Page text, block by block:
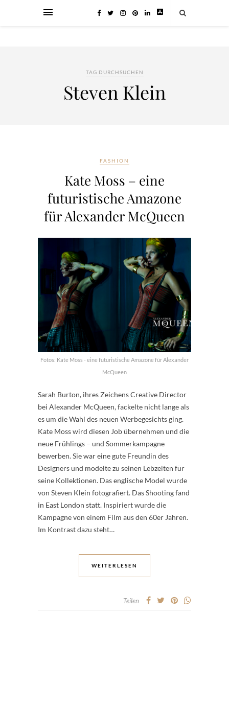
TAG DURCHSUCHEN
Steven Klein
FASHION
Kate Moss – eine
futuristische Amazone
für Alexander McQueen
Fotos: Kate Moss - eine futuristische Amazone für Alexander
McQueen
Sarah Burton, ihres Zeichens Creative Director
bei Alexander McQueen, fackelte nicht lange als
es um die Wahl des neuen Werbegesichts ging.
Kate Moss wird diesen Job übernehmen und die
neue Frühlings – und Sommerkampagne
bewerben. Sie war eine gute Freundin des
Designers und modelte zu seinen Lebzeiten für
seine Kollektionen. Das englische Model wurde
von Steven Klein fotografiert. Das Shooting fand
in East London statt. Inspiriert wurde die
Kampagne von einem Film aus den 60er Jahren.
Im Kontrast dazu steht…
WEITERLESEN
Teilen